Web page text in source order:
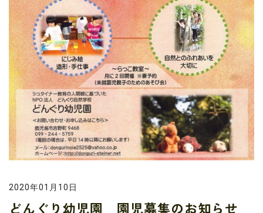
2020年01月10日
どんぐり幼児園 園児募集のお知らせ